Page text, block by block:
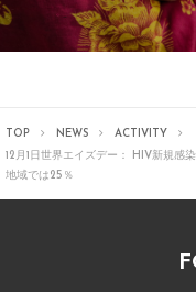
TOP NEWS
ACTIVITY
12月1日世界エイズデー： HIV新規感
地域では25％